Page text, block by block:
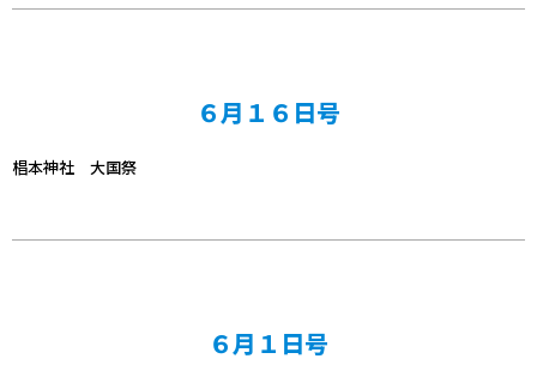
６月１６日号
椙本神社 大国祭
６月１日号